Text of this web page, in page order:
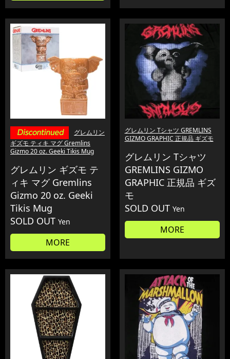
グレムリン
ギズモ ティキ マグ Gremlins
Gizmo 20 oz. Geeki Tikis Mug
グレムリン ギズモ テ
ィキ マグ Gremlins
Gizmo 20 oz. Geeki
Tikis Mug
SOLD OUT Yen
MORE
グレムリン Tシャツ GREMLINS
GIZMO GRAPHIC 正規品 ギズモ
グレムリン Tシャツ
GREMLINS GIZMO
GRAPHIC 正規品 ギズ
モ
SOLD OUT Yen
MORE